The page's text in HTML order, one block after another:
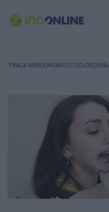
PRACA NIERUCHOMOŚCI OGŁOSZENIA